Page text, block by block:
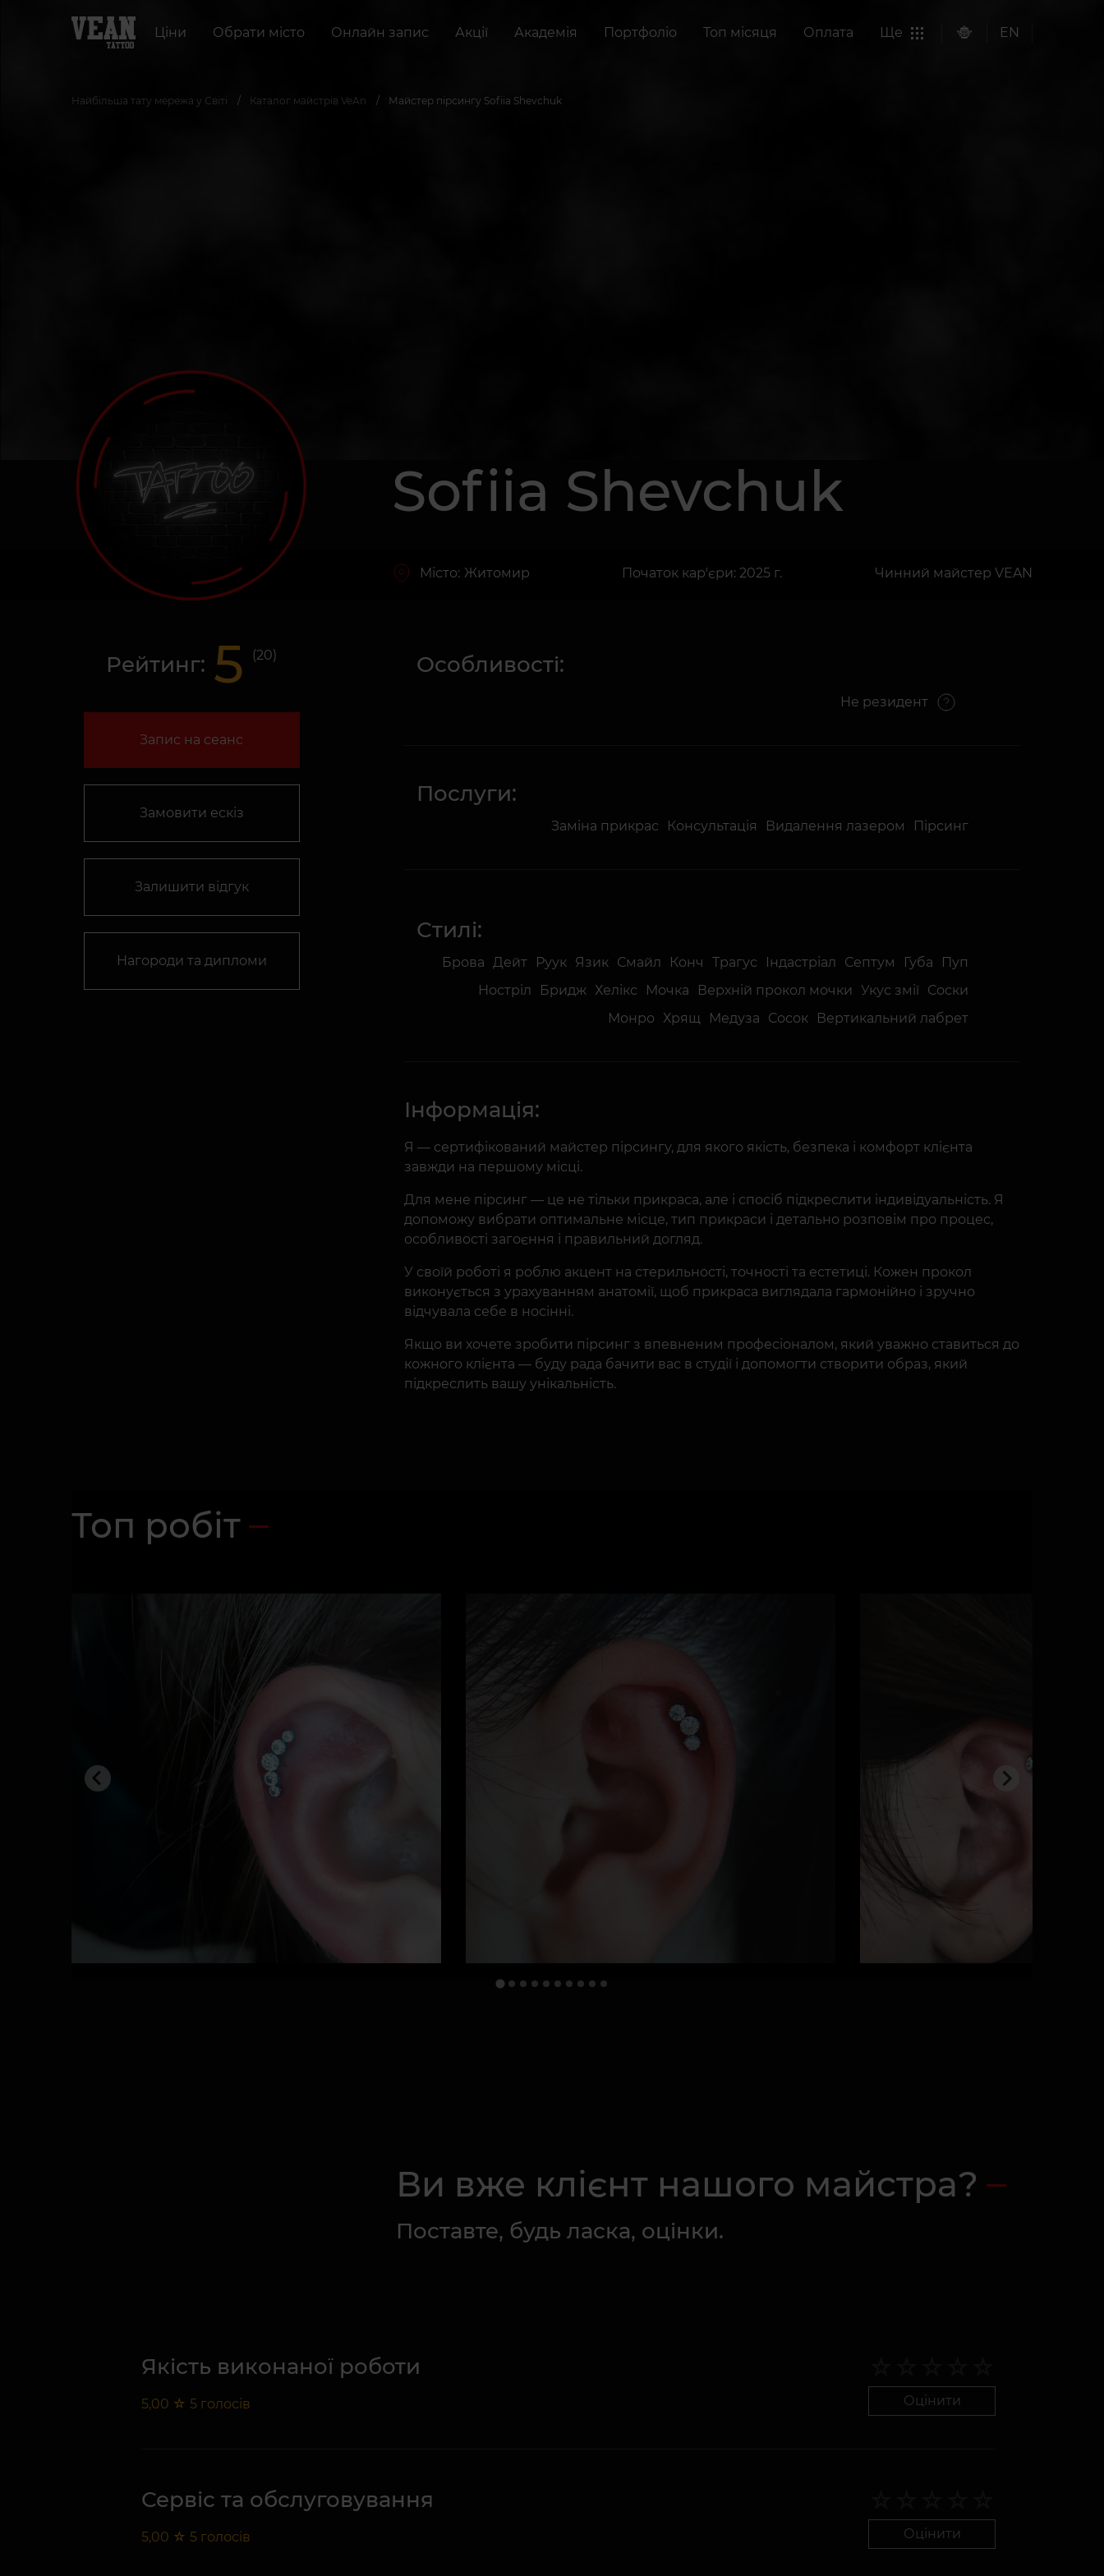
Ціни Обрати місто Онлайн запис Акції Академія Портфоліо Топ місяця Оплата Ще EN
Найбільша тату мережа у Світі Каталог майстрів VeAn Майстер пірсингу Sofiia Shevchuk
Sofiia Shevchuk
Місто: Житомир Початок кар'єри: 2025 г. Чинний майстер VEAN
Рейтинг: 5 (20)
Запис на сеанс
Замовити ескіз
Залишити відгук
Нагороди та дипломи
Особливості:
Не резидент
Послуги:
Заміна прикрас Консультація Видалення лазером Пірсинг
Стилі:
Брова Дейт Руук Язик Смайл Конч Трагус Індастріал Септум Губа
Пуп
Ностріл
Бридж Хелікс Мочка Верхній прокол мочки Укус змії Соски
Монро
Хрящ Медуза Сосок Вертикальний лабрет
Інформація:
Я — сертифікований майстер пірсингу, для якого якість, безпека і комфорт клієнта
завжди на першому місці.
Для мене пірсинг — це не тільки прикраса, але і спосіб підкреслити індивідуальність. Я
допоможу вибрати оптимальне місце, тип прикраси і детально розповім про процес,
особливості загоєння і правильний догляд.
У своїй роботі я роблю акцент на стерильності, точності та естетиці. Кожен прокол
виконується з урахуванням анатомії, щоб прикраса виглядала гармонійно і зручно
відчувала себе в носінні.
Якщо ви хочете зробити пірсинг з впевненим професіоналом, який уважно ставиться до
кожного клієнта — буду рада бачити вас в студії і допомогти створити образ, який
підкреслить вашу унікальність.
Топ робіт
Ви вже клієнт нашого майстра?
Поставте, будь ласка, оцінки.
Якість виконаної роботи
5,00 ☆ 5 голосів Оцінити
Сервіс та обслуговування
5,00 ☆ 5 голосів Оцінити